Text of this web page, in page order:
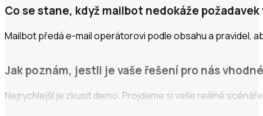
Co se stane, když mailbot nedokáže
Mailbot předá e-mail operátorovi podle obsahu a pravidel,
Jak poznám, jestli je vaše řešení pro nás
Nejrychlejší je zkusit demo. Projdeme si vaše reálné